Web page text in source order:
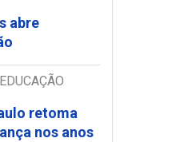
abre
retoma
nos anos